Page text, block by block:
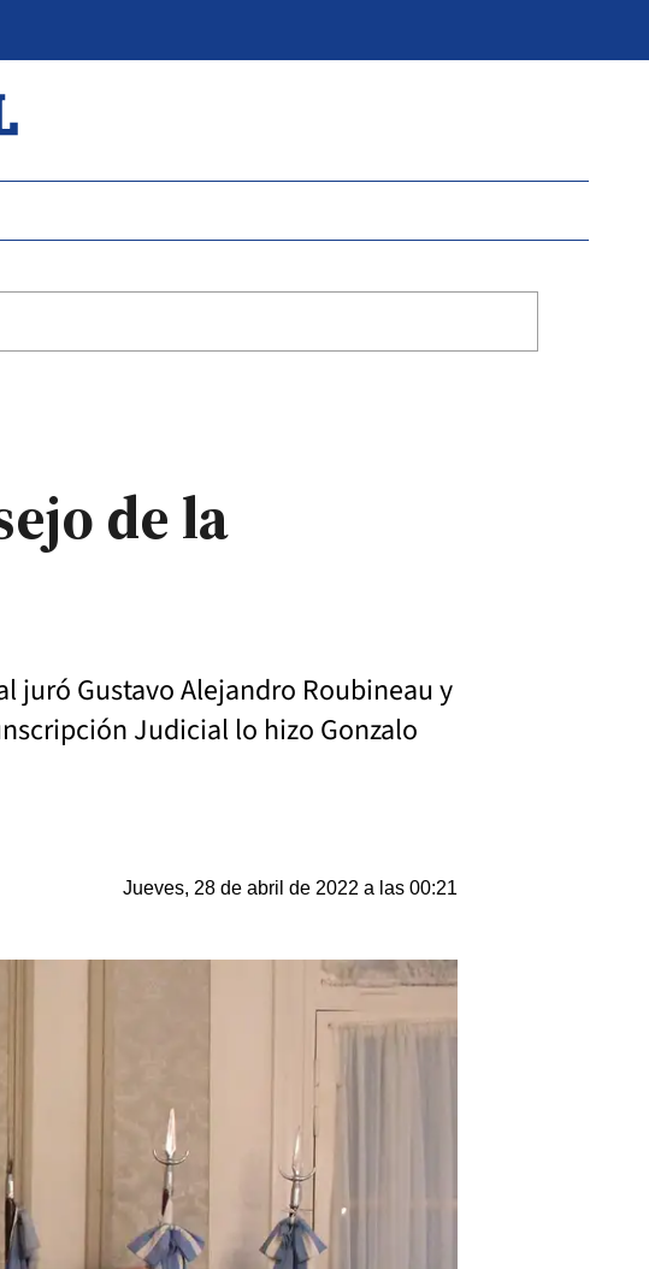
de la
juró Gustavo Alejandro Roubineau y
Judicial lo hizo Gonzalo
Jueves, 28 de abril de 2022 a las 00:21